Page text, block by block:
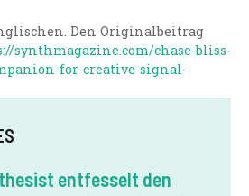
Den Originalbeitrag
synthmagazine.com/chase-bliss-
for-creative-signal-
entfesselt den